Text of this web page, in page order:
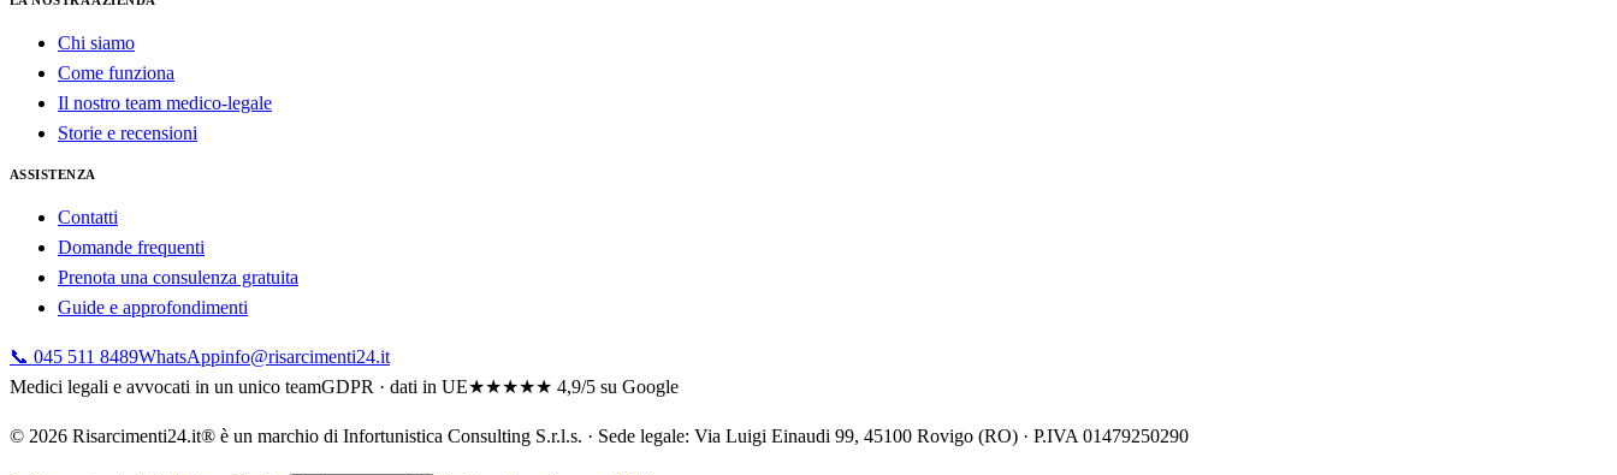
Chi siamo
Come funziona
Il nostro team medico-legale
Storie e recensioni
ASSISTENZA
Contatti
Domande frequenti
Prenota una consulenza gratuita
Guide e approfondimenti
📞 045 511 8489WhatsAppinfo@risarcimenti24.it
Medici legali e avvocati in un unico teamGDPR · dati in UE★★★★★ 4,9/5 su Google
© 2026 Risarcimenti24.it® è un marchio di Infortunistica Consulting S.r.l.s. · Sede legale: Via Luigi Einaudi 99, 45100 Rovigo (RO) · P.IVA 01479250290